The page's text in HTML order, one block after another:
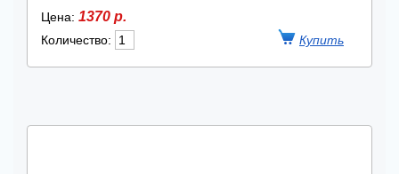
Цена: 1370 р.
Количество: